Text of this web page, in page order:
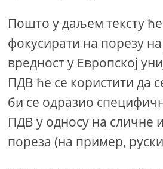
Пошто у даљем тексту
фокусирати на порезу
вредност у Европској
ПДВ ће се користити да
би се одразио
ПДВ у односу на сличне
пореза (на пример,